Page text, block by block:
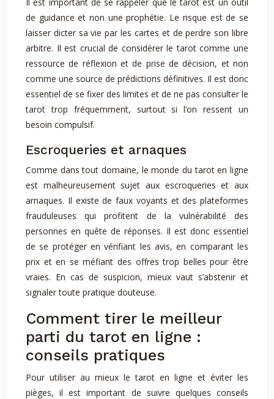
de guidance et non une prophétie. Le risque est de se
laisser dicter sa vie par les cartes et de perdre son libre
arbitre. Il est crucial de considérer le tarot comme une
ressource de réflexion et de prise de décision, et non
comme une source de prédictions définitives. Il est donc
essentiel de se fixer des limites et de ne pas consulter le
tarot trop fréquemment, surtout si l’on ressent un
besoin compulsif.
Escroqueries et arnaques
Comme dans tout domaine, le monde du tarot en ligne
est malheureusement sujet aux escroqueries et aux
arnaques. Il existe de faux voyants et des plateformes
frauduleuses qui profitent de la vulnérabilité des
personnes en quête de réponses. Il est donc essentiel
de se protéger en vérifiant les avis, en comparant les
prix et en se méfiant des offres trop belles pour être
vraies. En cas de suspicion, mieux vaut s’abstenir et
signaler toute pratique douteuse.
Comment tirer le meilleur
parti du tarot en ligne :
conseils pratiques
Pour utiliser au mieux le tarot en ligne et éviter les
pièges, il est important de suivre quelques conseils